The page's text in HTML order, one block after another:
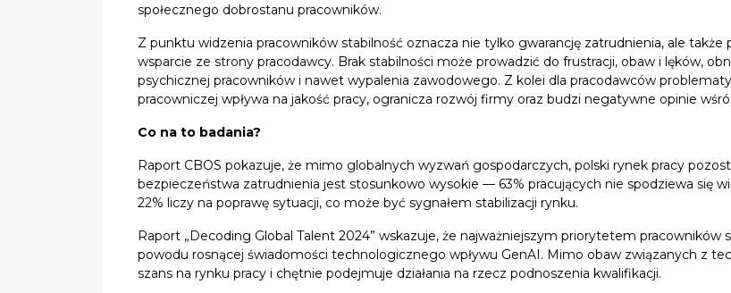
społecznego dobrostanu pracowników.
Z punktu widzenia pracowników stabilność oznacza nie tylko gwarancję zatrudnienia, ale
wsparcie ze strony pracodawcy. Brak stabilności może prowadzić do frustracji, obaw i lęków,
psychicznej pracowników i nawet wypalenia zawodowego. Z kolei dla pracodawców
pracowniczej wpływa na jakość pracy, ogranicza rozwój firmy oraz budzi negatywne opinie
Co na to badania?
Raport CBOS pokazuje, że mimo globalnych wyzwań gospodarczych, polski rynek pracy
bezpieczeństwa zatrudnienia jest stosunkowo wysokie — 63% pracujących nie spodziewa się
22% liczy na poprawę sytuacji, co może być sygnałem stabilizacji rynku.
Raport „Decoding Global Talent 2024” wskazuje, że najważniejszym priorytetem pracowników
powodu rosnącej świadomości technologicznego wpływu GenAI. Mimo obaw związanych z
szans na rynku pracy i chętnie podejmuje działania na rzecz podnoszenia kwalifikacji.